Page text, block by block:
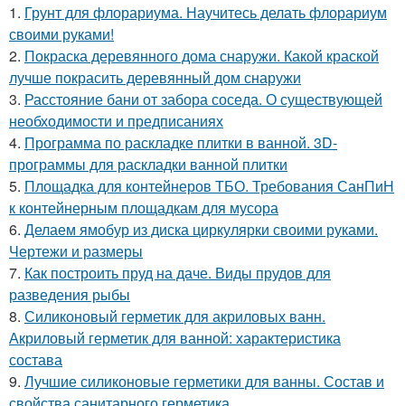
1. Грунт для флорариума. Научитесь делать флорариум
своими руками!
2. Покраска деревянного дома снаружи. Какой краской
лучше покрасить деревянный дом снаружи
3. Расстояние бани от забора соседа. О существующей
необходимости и предписаниях
4. Программа по раскладке плитки в ванной. 3D-
программы для раскладки ванной плитки
5. Площадка для контейнеров ТБО. Требования СанПиН
к контейнерным площадкам для мусора
6. Делаем ямобур из диска циркулярки своими руками.
Чертежи и размеры
7. Как построить пруд на даче. Виды прудов для
разведения рыбы
8. Силиконовый герметик для акриловых ванн.
Акриловый герметик для ванной: характеристика
состава
9. Лучшие силиконовые герметики для ванны. Состав и